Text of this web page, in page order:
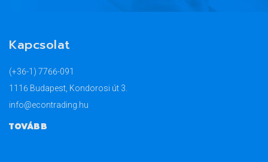
Kapcsolat
(+36-1) 7766-091
1116 Budapest, Kondorosi út 3.
info@econtrading.hu
TOVÁBB